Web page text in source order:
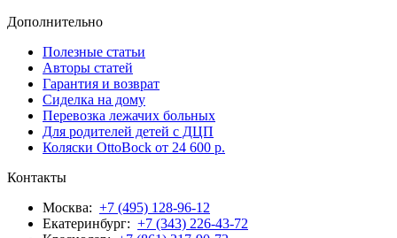
Дополнительно
Полезные статьи
Авторы статей
Гарантия и возврат
Сиделка на дому
Перевозка лежачих больных
Для родителей детей с ДЦП
Коляски OttoBock от 24 600 р.
Контакты
Москва: +7 (495) 128-96-12
Екатеринбург: +7 (343) 226-43-72